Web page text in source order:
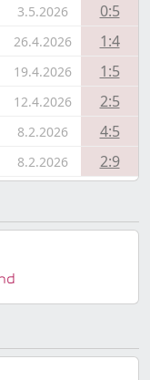
3.5.2026 0:5
26.4.2026 1:4
19.4.2026 1:5
12.4.2026 2:5
8.2.2026 4:5
8.2.2026 2:9